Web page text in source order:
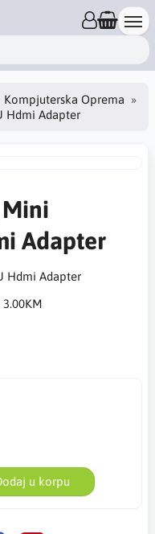
Kompjuterska Oprema
Hdmi Adapter
Adapter
Hdmi Adapter
u korpu